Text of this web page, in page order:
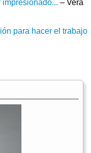
– Vera
para hacer el trabajo